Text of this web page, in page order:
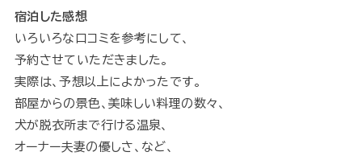
宿泊した感想
いろいろな口コミを参考にして、
予約させていただきました。
実際は、予想以上によかったです。
部屋からの景色、美味しい料理の数々、
犬が脱衣所まで行ける温泉、
オーナー夫妻の優しさ、など、